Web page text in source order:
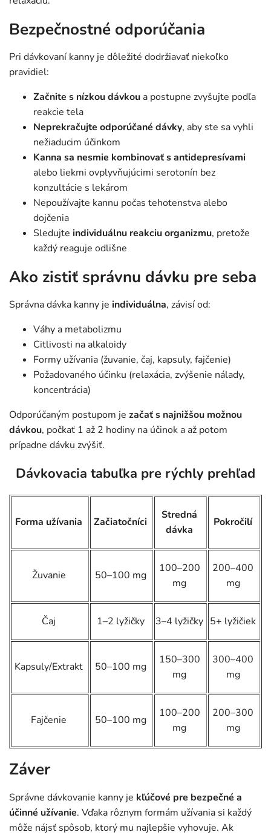
Bezpečnostné odporúčania
Pri dávkovaní kanny je dôležité dodržiavať niekoľko
pravidiel:
Začnite s nízkou dávkou a postupne zvyšujte podľa
reakcie tela
Neprekračujte odporúčané dávky, aby ste sa vyhli
nežiaducim účinkom
Kanna sa nesmie kombinovať s antidepresívami
alebo liekmi ovplyvňujúcimi serotonín bez
konzultácie s lekárom
Nepoužívajte kannu počas tehotenstva alebo
dojčenia
Sledujte individuálnu reakciu organizmu, pretože
každý reaguje odlišne
Ako zistiť správnu dávku pre seba
Správna dávka kanny je individuálna, závisí od:
Váhy a metabolizmu
Citlivosti na alkaloidy
Formy užívania (žuvanie, čaj, kapsuly, fajčenie)
Požadovaného účinku (relaxácia, zvýšenie nálady,
koncentrácia)
Odporúčaným postupom je začať s najnižšou možnou
dávkou, počkať 1 až 2 hodiny na účinok a až potom
prípadne dávku zvýšiť.
Dávkovacia tabuľka pre rýchly prehľad
Forma užívania Začiatočníci
Stredná
dávka
Pokročilí
Žuvanie 50–100 mg
100–200
mg
200–400
mg
Čaj 1–2 lyžičky 3–4 lyžičky 5+ lyžičiek
Kapsuly/Extrakt 50–100 mg
150–300
mg
300–400
mg
Fajčenie 50–100 mg
100–200
mg
200–300
mg
Záver
Správne dávkovanie kanny je kľúčové pre bezpečné a
účinné užívanie. Vďaka rôznym formám užívania si každý
môže nájsť spôsob, ktorý mu najlepšie vyhovuje. Ak